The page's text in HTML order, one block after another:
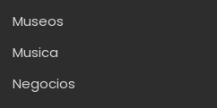
Museos
Musica
Negocios